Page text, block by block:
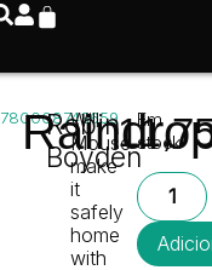
Robin
Boyden
Will
Mouse
make
it
safely
home
with
Em
stock